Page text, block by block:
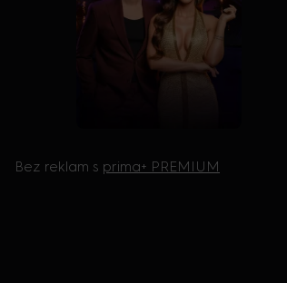
Bez reklam s prima+ PREMIUM